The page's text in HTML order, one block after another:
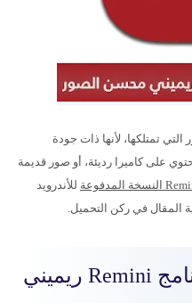
تمتلكها، لأنها ذات جودة
على كاميرا رديئة، أو صور قديمة
للأندرويد
المقال في ركن التحميل.
نبذة عن تحميل برنامج Remini ريميني